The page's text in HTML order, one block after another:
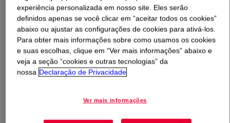
O que éDOWSIL™ Q1-4010 Conformal Coating?
Monocomponente, claro, cura térmica, resistência
moderada, especificação de UL e Mil, contém indicador
experiência personalizada em nosso site. Eles serão
definidos apenas se você clicar em “aceitar todos os cookies”
abaixo ou ajustar as configurações de cookies para ativá-los.
Para obter mais informações sobre como usamos os cookies
e suas escolhas, clique em “Ver mais informações” abaixo e
veja a seção “cookies e outras tecnologias” da
nossa Declaração de Privacidade
Ver mais informações